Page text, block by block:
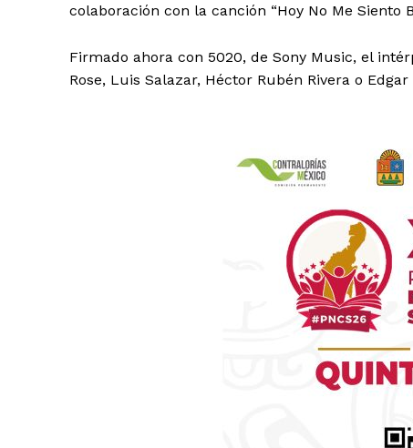
Del
SUSCRÍBETE
colaboración con la canción “Hoy No Me Siento
Firmado ahora con 5020, de Sony Music, el
Rose, Luis Salazar, Héctor Rubén Rivera o